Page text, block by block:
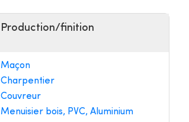
Production/finition
Maçon
Charpentier
Couvreur
Menuisier bois, PVC, Aluminium